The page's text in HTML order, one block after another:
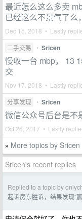
最近怎么这么多卖
已经这么不景气了么
Dec 15, 2018 • Lastly
二手交易 • Sricen
慢收一台 mbp， 13
交
Nov 17, 2018 • Lastly
分享发现 • Sricen
微信公众号后台是不
Oct 26, 2017 • Lastly
» More topics by Sricen
Sricen's recent replies
Replied to a topic by
起诉房东胜诉，结果发现“